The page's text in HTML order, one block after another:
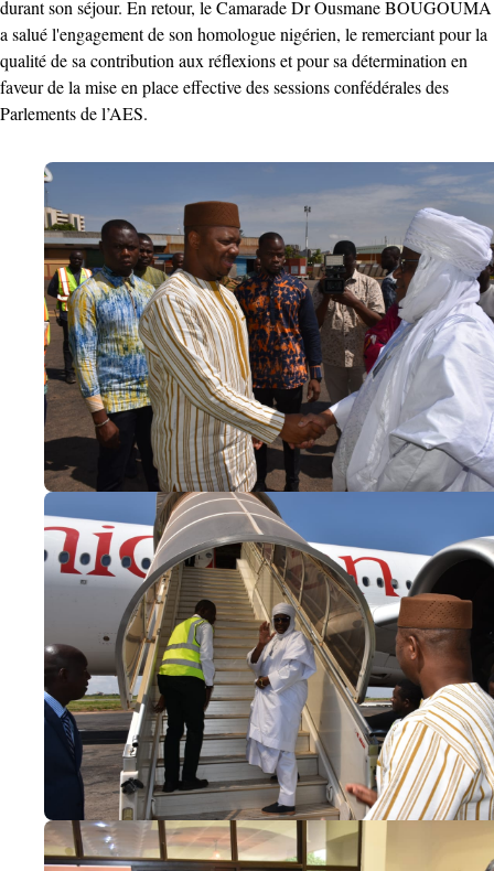
durant son séjour. En retour, le Camarade Dr Ousmane BOUGOUMA
a salué l'engagement de son homologue nigérien, le remerciant pour la
qualité de sa contribution aux réflexions et pour sa détermination en
faveur de la mise en place effective des sessions confédérales des
Parlements de l’AES.